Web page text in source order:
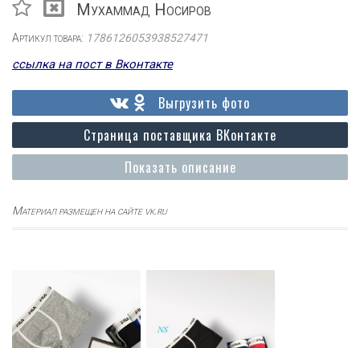
Мухаммад Носиров
Артикул товара: 1786126053938527471
ссылка на пост в Вконтакте
Показать описание
Страница поставщика ВКонтакте
Выгрузить фото
Материал размещен на сайте vk.ru